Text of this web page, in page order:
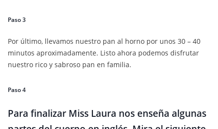
Paso 3
Por último, llevamos nuestro pan al horno por unos 30 – 40
minutos aproximadamente. Listo ahora podemos disfrutar
nuestro rico y sabroso pan en familia.
Paso 4
Para finalizar Miss Laura nos enseña algunas